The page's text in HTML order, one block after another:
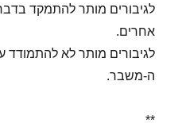
לגיבורים מותר להתמקד
אחרים.
לגיבורים מותר לא להתמודד
ה-משבר.
**